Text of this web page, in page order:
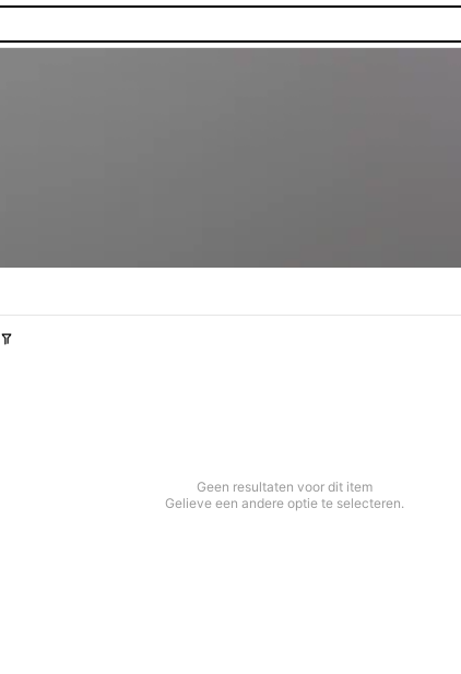
Geen resultaten voor dit item
Gelieve een andere optie te selecteren.